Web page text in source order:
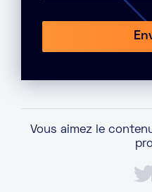
Vous aimez le